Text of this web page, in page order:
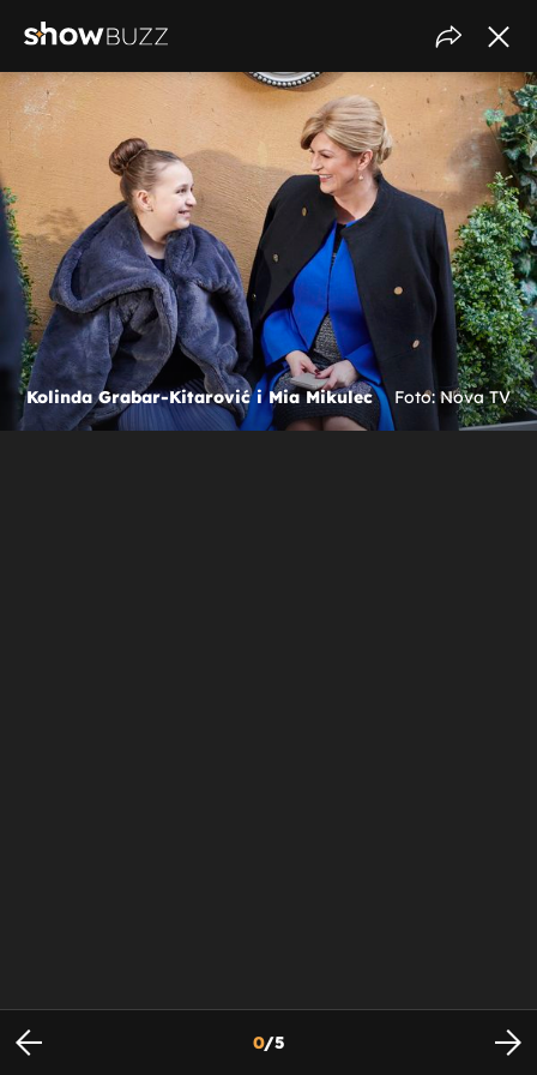
Kolinda Grabar-Kitarović i Mia Mikulec Foto: Nova TV
0/5